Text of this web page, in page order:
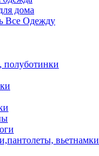
дома
Все Одежду
полуботинки
вьетнамки